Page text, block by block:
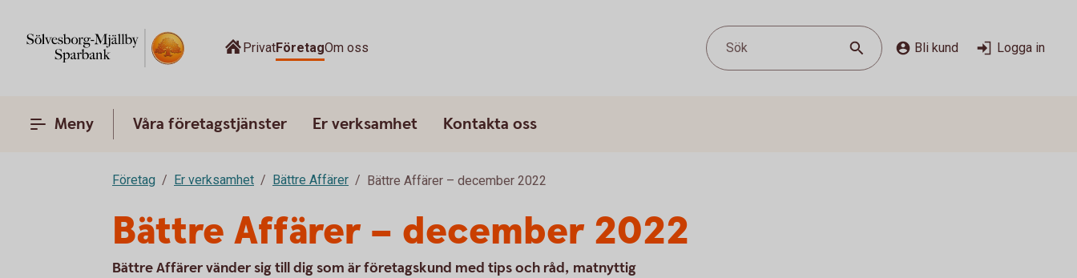
PrivatFöretagOm oss Sök Bli kund Logga in
Meny Våra företagstjänster Er verksamhet Kontakta oss
Företag Er verksamhet Bättre Affärer Bättre Affärer – december 2022
Bättre Affärer – december 2022
Bättre Affärer vänder sig till dig som är företagskund med tips och råd, matnyttig